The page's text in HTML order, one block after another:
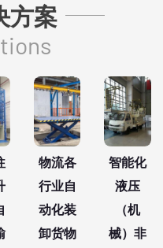
方案
物流各
行业自
动化装
卸货物
智能化
液压
（机
械）非